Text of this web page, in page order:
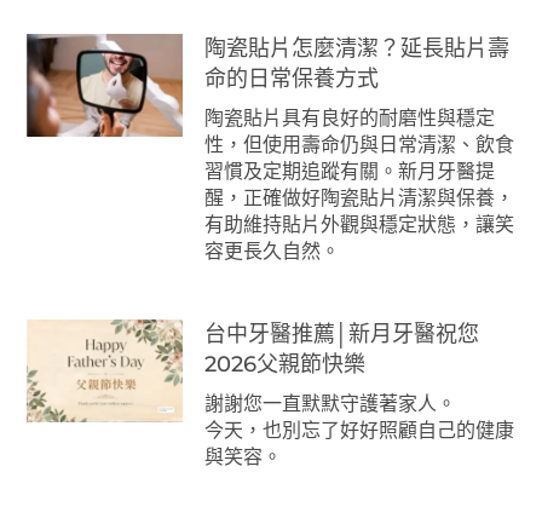
陶瓷貼片怎麼清潔？延長貼片壽
命的日常保養方式
陶瓷貼片具有良好的耐磨性與穩定
性，但使用壽命仍與日常清潔、飲食
習慣及定期追蹤有關。新月牙醫提
醒，正確做好陶瓷貼片清潔與保養，
有助維持貼片外觀與穩定狀態，讓笑
容更長久自然。
台中牙醫推薦│新月牙醫祝您
2026父親節快樂
謝謝您一直默默守護著家人。
今天，也別忘了好好照顧自己的健康
與笑容。